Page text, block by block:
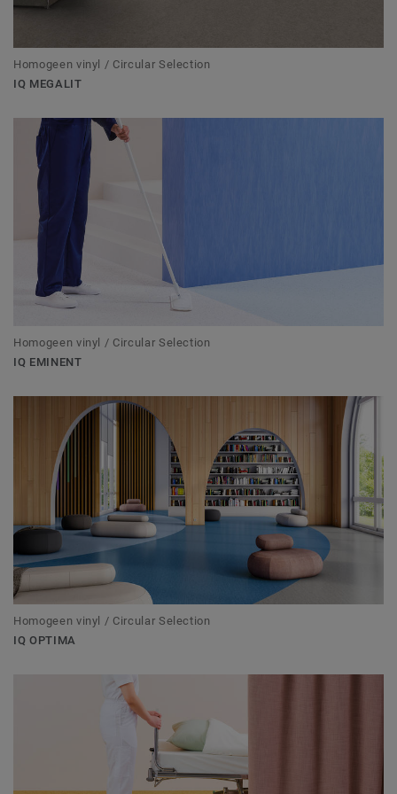
Homogeen vinyl / Circular Selection
IQ MEGALIT
Homogeen vinyl / Circular Selection
IQ EMINENT
Homogeen vinyl / Circular Selection
IQ OPTIMA